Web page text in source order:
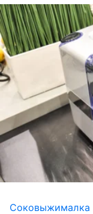
Соковыжималка